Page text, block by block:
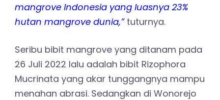
mangrove Indonesia yang luasnya 23%
hutan mangrove dunia,” tuturnya.
Seribu bibit mangrove yang ditanam pada
26 Juli 2022 lalu adalah bibit Rizophora
Mucrinata yang akar tunggangnya mampu
menahan abrasi. Sedangkan di Wonorejo